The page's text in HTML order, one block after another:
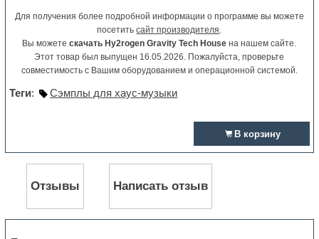
Для получения более подробной информации о программе вы можете
посетитьсайт производителя.
Вы можетескачать Hy2rogen Gravity Tech House на нашем сайте.
Этот товар был выпущен 16.05.2026. Пожалуйста, проверьте
совместимость с Вашим оборудованием и операционной системой.
Теги: Сэмплы для хаус-музыки
В корзину
Отзывы Написать отзыв